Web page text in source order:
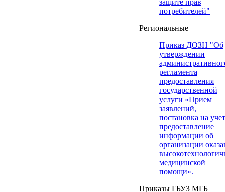
защите прав
потребителей"
Региональные
Приказ ДОЗН "Об
утверждении
регламента
предоставления
государственной
услуги «Прием
заявлений,
постановка на
предоставление
информации об
организации
медицинской
помощи».
Приказы ГБУЗ МГБ